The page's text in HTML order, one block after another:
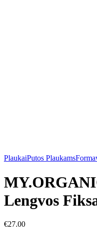
PlaukaiPutos Plaukams
Lengvos
€27.00